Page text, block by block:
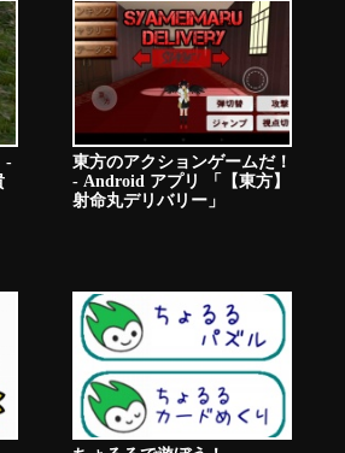
-
東方のアクションゲームだ！
- Android アプリ 「【東方】
射命丸デリバリー」